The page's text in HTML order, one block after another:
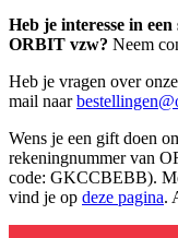
Heb je interesse in
ORBIT vzw? Neem
Heb je vragen over
mail naar
Wens je een gift doen
rekeningnummer van
code: GKCCBEBB).
vind je op deze pagina.